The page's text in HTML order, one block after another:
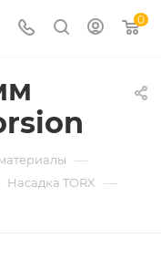
0
—
Насадка TORX —